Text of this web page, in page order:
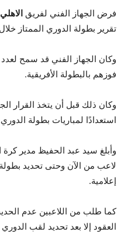
فرض الجهاز الفني لفريق الاهلي
تقرير بطولة الدوري الممتاز
وكان الجهاز الفني قد سمح لعدد
فوزهم بالبطولة الأفريقية.
وكان ذلك قبل أن يتخذ القرار
استعدادًا لمباريات بطولة
وأبلغ سيد عبد الحفيظ مدير كرة
لاعب من الآن وحتى تحديد
إعلامية.
كما طلب من اللاعبين عدم
العقود إلا بعد تحديد لقب